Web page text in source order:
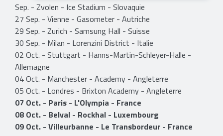
Sep. - Zvolen - Ice Stadium - Slovaquie
27 Sep. - Vienne - Gasometer - Autriche
29 Sep. - Zurich - Samsung Hall - Suisse
30 Sep. - Milan - Lorenzini District - Italie
02 Oct. - Stuttgart - Hanns-Martin-Schleyer-Halle -
Allemagne
04 Oct. - Manchester - Academy - Angleterre
05 Oct. - Londres - Brixton Academy - Angleterre
07 Oct. - Paris - L'Olympia - France
08 Oct. - Belval - Rockhal - Luxembourg
09 Oct. - Villeurbanne - Le Transbordeur - France